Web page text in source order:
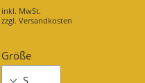
inkl. MwSt.
zzgl. Versandkosten
Größe